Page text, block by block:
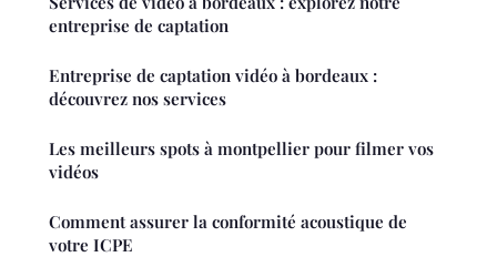
entreprise de captation
Entreprise de captation vidéo à bordeaux :
découvrez nos services
Les meilleurs spots à montpellier pour filmer vos
vidéos
Comment assurer la conformité acoustique de
votre ICPE